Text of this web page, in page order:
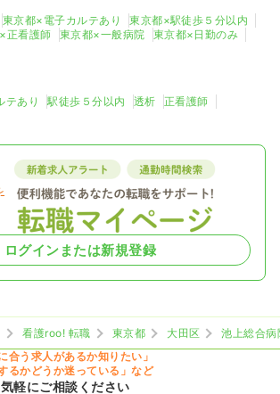
東京都×電子カルテあり
東京都×駅徒歩５分以内
正看護師 東京都×一般病院 東京都×日勤のみ
テあり 駅徒歩５分以内 透析
正看護師
ログインまたは新規登録
看護roo! 転職 東京都 大田区
池上総合病
合う求人があるか知りたい」
するかどうか迷っている」など
軽にご相談ください